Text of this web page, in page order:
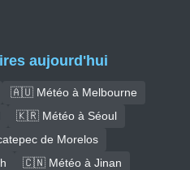
aujourd'hui
🇦🇺 Météo à Melbourne
🇰🇷 Météo à Séoul
de Morelos
🇨🇳 Météo à Jinan